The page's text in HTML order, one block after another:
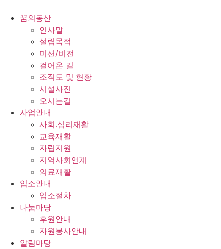
꿈의동산
인사말
설립목적
미션/비전
걸어온 길
조직도 및 현황
시설사진
오시는길
사업안내
사회.심리재활
교육재활
자립지원
지역사회연계
의료재활
입소안내
입소절차
나눔마당
후원안내
자원봉사안내
알림마당